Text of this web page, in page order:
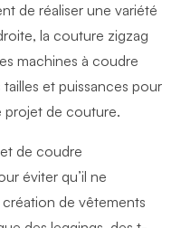
de réaliser une variété
la couture zigzag
machines à coudre
et puissances pour
projet de couture.
de coudre
éviter qu’il ne
de vêtements